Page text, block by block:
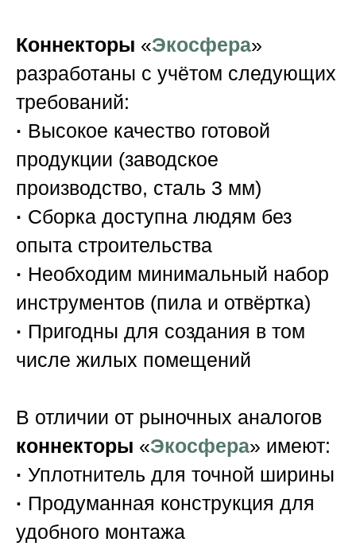
Коннекторы «Экосфера»
разработаны с учётом следующих
требований:
· Высокое качество готовой
продукции (заводское
производство, сталь 3 мм)
· Сборка доступна людям без
опыта строительства
· Необходим минимальный набор
инструментов (пила и отвёртка)
· Пригодны для создания в том
числе жилых помещений
В отличии от рыночных аналогов
коннекторы «Экосфера» имеют:
· Уплотнитель для точной ширины
· Продуманная конструкция для
удобного монтажа